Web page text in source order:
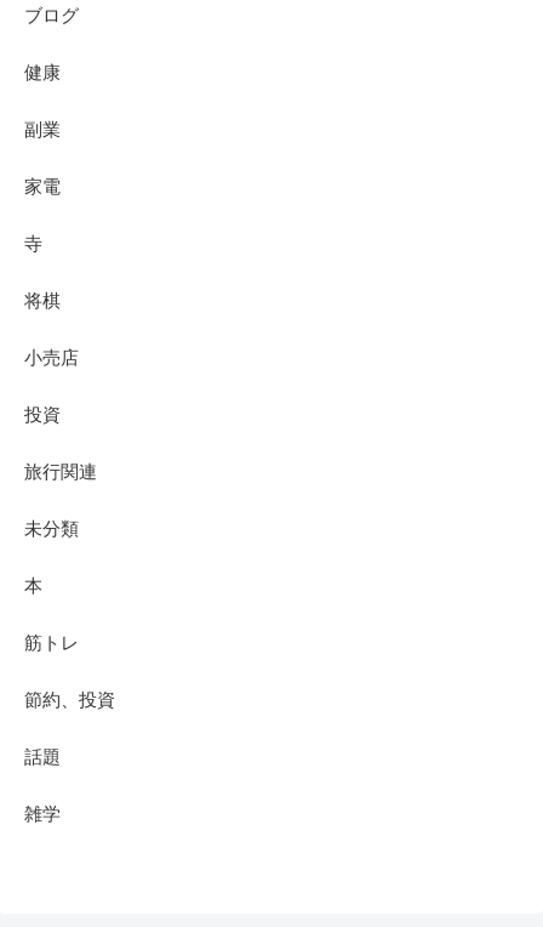
ブログ
健康
副業
家電
寺
将棋
小売店
投資
旅行関連
未分類
本
筋トレ
節約、投資
話題
雑学